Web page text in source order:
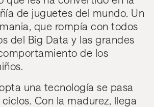
de juguetes del mundo. Un
que rompía con todos
del Big Data y las grandes
de los
una tecnología se pasa
Con la madurez, llega